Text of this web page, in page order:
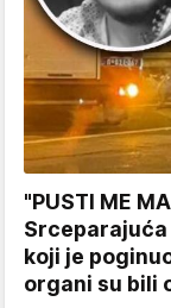
"PUSTI ME
Srceparajuća
koji je
organi su bili